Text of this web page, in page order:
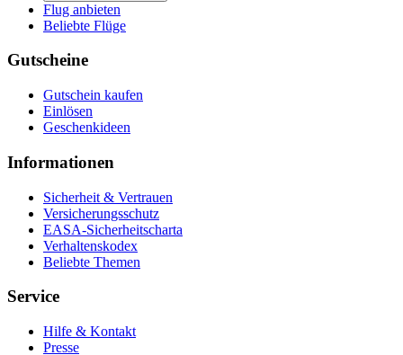
Flug anbieten
Beliebte Flüge
Gutscheine
Gutschein kaufen
Einlösen
Geschenkideen
Informationen
Sicherheit & Vertrauen
Versicherungsschutz
EASA-Sicherheitscharta
Verhaltenskodex
Beliebte Themen
Service
Hilfe & Kontakt
Presse